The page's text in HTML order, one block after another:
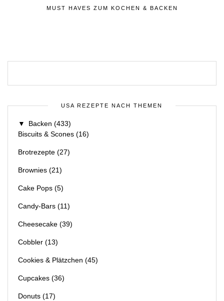
MUST HAVES ZUM KOCHEN & BACKEN
USA REZEPTE NACH THEMEN
▼ Backen (433)
Biscuits & Scones (16)
Brotrezepte (27)
Brownies (21)
Cake Pops (5)
Candy-Bars (11)
Cheesecake (39)
Cobbler (13)
Cookies & Plätzchen (45)
Cupcakes (36)
Donuts (17)